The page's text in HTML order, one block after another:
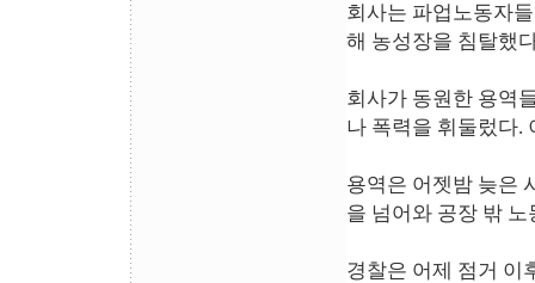
회사는 파업노동자
해 농성장을 침탈했
회사가 동원한 용역
나 폭력을 휘둘렀다.
용역은 어젯밤 늦은
을 넘어와 공장 밖
경찰은 어제 점거 이